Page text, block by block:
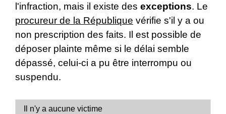
l'infraction, mais il existe des exceptions. Le
procureur de la République vérifie s'il y a ou
non prescription des faits. Il est possible de
déposer plainte même si le délai semble
dépassé, celui-ci a pu être interrompu ou
suspendu.
Il n'y a aucune victime